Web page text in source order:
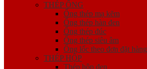
THÉP ỐNG
Ống thép mạ kẽm
Ống thép hàn đen
Ống thép đúc
Ống thép siêu âm
Ống lốc theo đơn đặt hàng
THÉP HỘP
Thép hộp đen